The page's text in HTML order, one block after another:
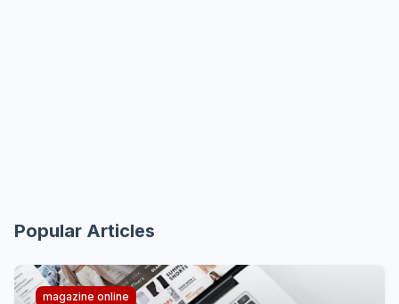
Popular Articles
magazine online